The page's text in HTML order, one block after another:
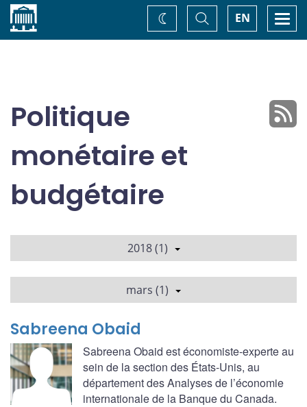
Accueil EN
Basculer
la
recherche
Changez
de
Politique
monétaire et
budgétaire
2018 (1)
mars (1)
Sabreena Obaid
Sabreena Obaid est économiste-experte au
sein de la section des États-Unis, au
département des Analyses de l’économie
internationale de la Banque du Canada.